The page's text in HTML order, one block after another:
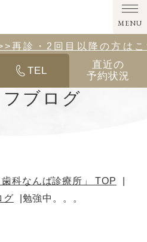
なんば診療所」｜勉強中。。。
ブログ
科なんば診療所」 TOP
グ 勉強中。。。
MENU
TEL
直近の
予約状況
その他の診療メニューは
再診・2回目以降の方は